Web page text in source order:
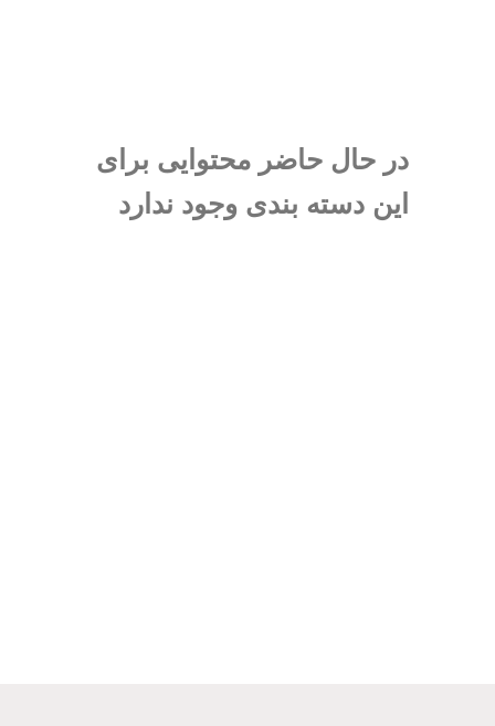
در حال حاضر محتوایی برای
این دسته بندی وجود ندارد